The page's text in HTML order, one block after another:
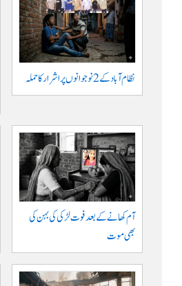
نظام آباد کے 2 نوجوانوں پر اشرار کا حملہ
آم کھانے کے بعد فوت لڑکی کی بہن کی
بھی موت